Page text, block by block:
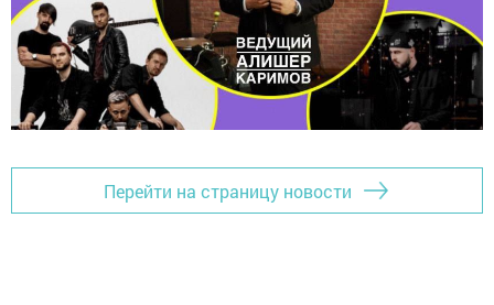
Перейти на страницу новости